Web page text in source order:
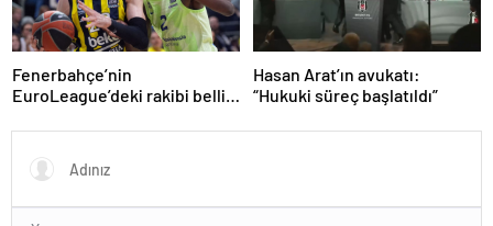
Fenerbahçe’nin
EuroLeague’deki rakibi belli
Hasan Arat’ın avukatı:
“Hukuki süreç başlatıldı”